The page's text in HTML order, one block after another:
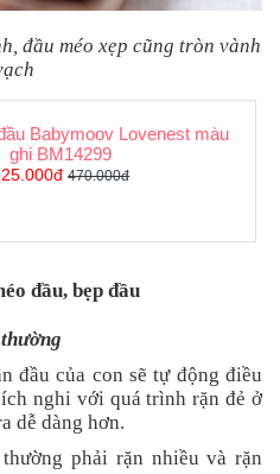
đầu méo xẹp cũng tròn vành
Babymoov Lovenest màu
ghi BM14299
470.000đ
đầu, bẹp đầu
đầu của con sẽ tự động điều
nghi với quá trình rặn đẻ ở
dễ dàng hơn.
phải rặn nhiều và rặn